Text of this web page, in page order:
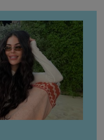
noastră! Fostei
prezentatoare nici că-i
vine să creadă că s-a
ajuns până aici, dar e
adevărat, au făcut-o și pe
asta! Și ce a ieșit la iveală
ar fi prea mult pentru
oricine: "Cu… mine, fata
româncă...”